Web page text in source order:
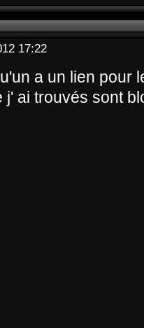
17:22
a un lien pour
j' ai trouvés sont